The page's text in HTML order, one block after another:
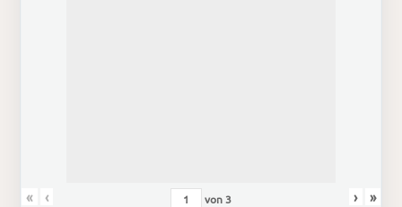
« ‹ von3 › »